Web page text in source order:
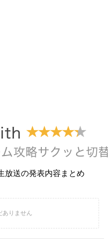
放送の発表内容まとめ